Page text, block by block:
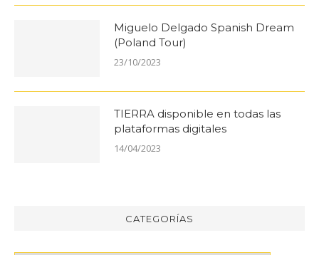
Miguelo Delgado Spanish Dream
(Poland Tour)
23/10/2023
TIERRA disponible en todas las
plataformas digitales
14/04/2023
CATEGORÍAS